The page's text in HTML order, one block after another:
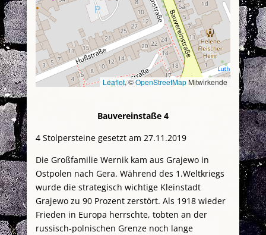
Leaflet, ©OpenStreetMap Mitwirkende
Bauvereinstaße 4
4 Stolpersteine gesetzt am 27.11.2019
Die Großfamilie Wernik kam aus Grajewo in
Ostpolen nach Gera. Während des 1.Weltkriegs
wurde die strategisch wichtige Kleinstadt
Grajewo zu 90 Prozent zerstört. Als 1918 wieder
Frieden in Europa herrschte, tobten an der
russisch-polnischen Grenze noch lange